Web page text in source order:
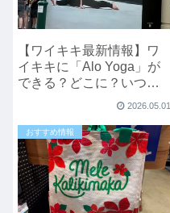
【ワイキキ最新情報】ワ
イキキに「Alo Yoga」が
できる？どこに？いつで
2026.05.01
おすすめ情報